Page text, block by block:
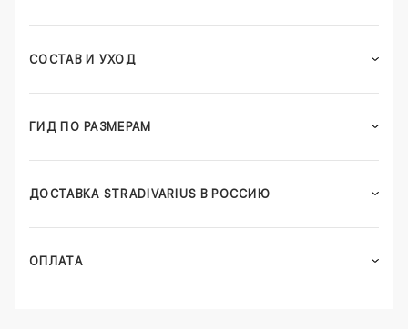
СОСТАВ И УХОД
ГИД ПО РАЗМЕРАМ
ДОСТАВКА STRADIVARIUS В РОССИЮ
ОПЛАТА